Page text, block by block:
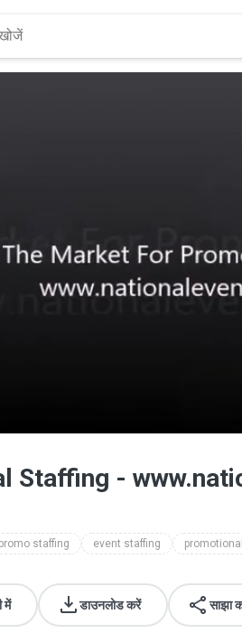
Staffing -
promo staffing event staffing
में डाउनलोड करें साझा